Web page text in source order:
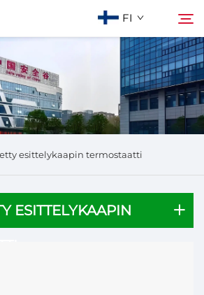
FI
Hae
esittelykaapin termostaatti
ESITTELYKAAPIN